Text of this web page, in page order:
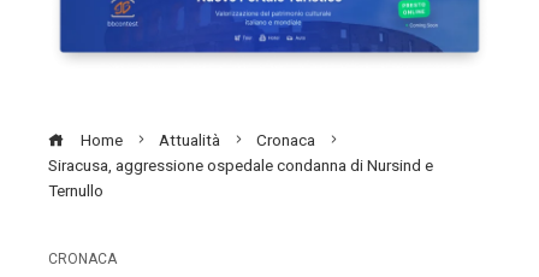
Home Attualità
Cronaca
Siracusa, aggressione ospedale condanna di Nursind e
Ternullo
CRONACA